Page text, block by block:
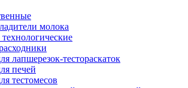
молока
лапшерезок-тестораскаток
печей
тестомесов